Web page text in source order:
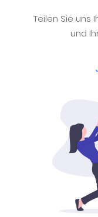
Teilen Sie uns
und